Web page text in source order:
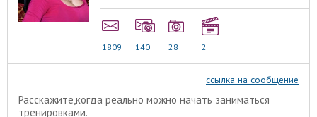
1809 140 28 2
ссылка на сообщение
Расскажите,когда реально можно начать заниматься
тренировками.